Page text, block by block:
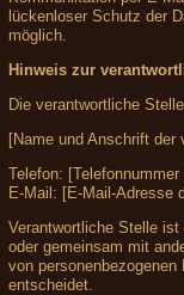
lückenloser Schutz der
möglich.
Hinweis zur
Die verantwortliche
[Name und Anschrift der
Telefon:
E-Mail: [E-Mail-Adresse
Verantwortliche Stelle
oder gemeinsam mit
von
entscheidet.